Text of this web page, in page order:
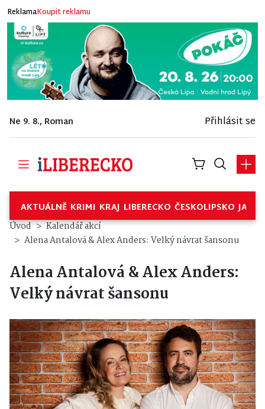
ReklamaKoupit reklamu
Ne 9. 8., Roman Přihlásit se
AKTUÁLNĚ KRIMI KRAJ LIBERECKO ČESKOLIPSKO
Úvod
Kalendář akcí
Alena Antalová & Alex Anders: Velký návrat šansonu
Alena Antalová & Alex Anders:
Velký návrat šansonu